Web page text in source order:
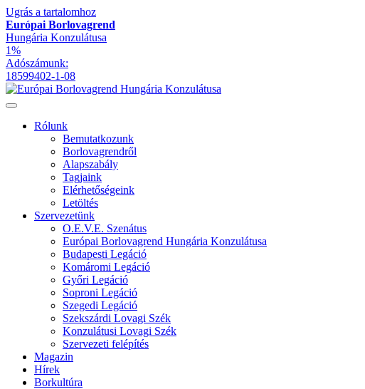
Ugrás a tartalomhoz
Európai Borlovagrend
Hungária Konzulátusa
1%
Adószámunk:
18599402-1-08
Rólunk
Bemutatkozunk
Borlovagrendről
Alapszabály
Tagjaink
Elérhetőségeink
Letöltés
Szervezetünk
O.E.V.E. Szenátus
Európai Borlovagrend Hungária Konzulátusa
Budapesti Legáció
Komáromi Legáció
Győri Legáció
Soproni Legáció
Szegedi Legáció
Szekszárdi Lovagi Szék
Konzulátusi Lovagi Szék
Szervezeti felépítés
Magazin
Hírek
Borkultúra